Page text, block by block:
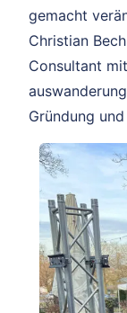
gemacht
Christian
Consultant
Gründung